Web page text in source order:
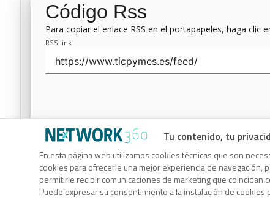
Tu contenido, tu
En esta página web utilizamos cookies técnicas que son
cookies para ofrecerle una mejor experiencia de navegación,
permitirle recibir comunicaciones de marketing que coincidan
Puede expresar su consentimiento a la instalación de cookies
Código Rss
Para copiar el enlace RSS en el portapapeles, haga clic
RSS link
Código Rss
Para copiar el enlace RSS en el portapapeles, haga clic